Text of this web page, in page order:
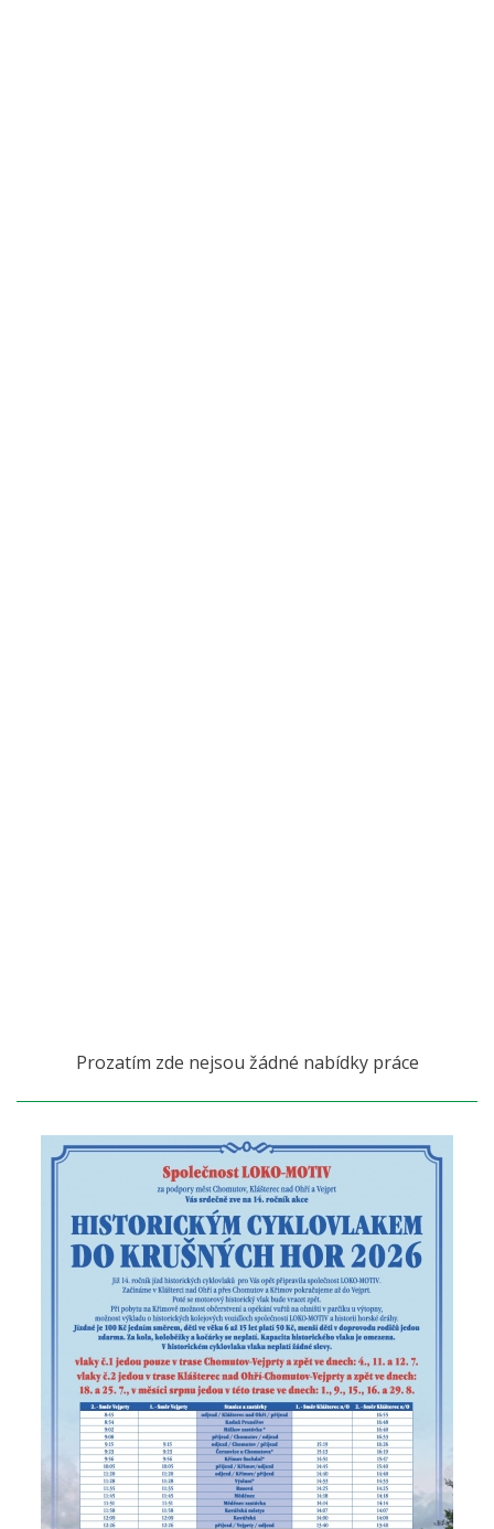
Prozatím zde nejsou žádné nabídky práce